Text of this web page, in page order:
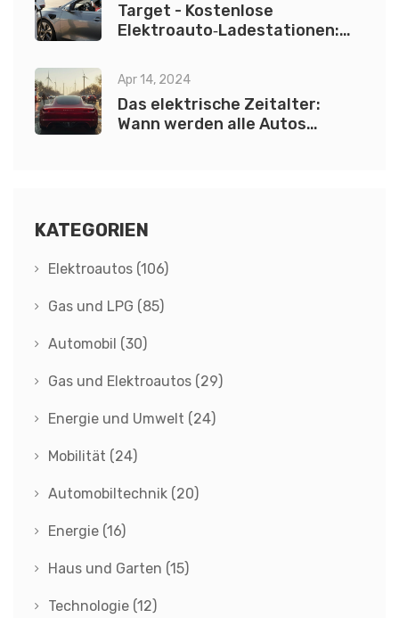
Target - Kostenlose
Elektroauto‑Ladestationen:
Apr 14, 2024
Das elektrische Zeitalter:
Wann werden alle Autos
KATEGORIEN
Elektroautos (106)
Gas und LPG (85)
Automobil (30)
Gas und Elektroautos (29)
Energie und Umwelt (24)
Mobilität (24)
Automobiltechnik (20)
Energie (16)
Haus und Garten (15)
Technologie (12)